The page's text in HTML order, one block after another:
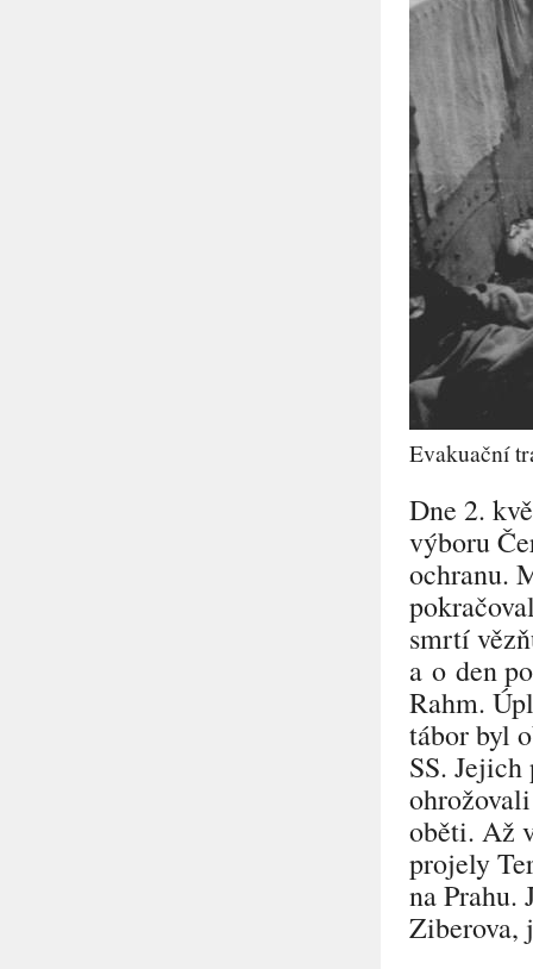
Evakuační
Dne 2.
výboru
ochranu.
smrtí
a o den
Rahm.
tábor byl
SS.
oběti. Až
projely
na Prahu.
Ziberova,